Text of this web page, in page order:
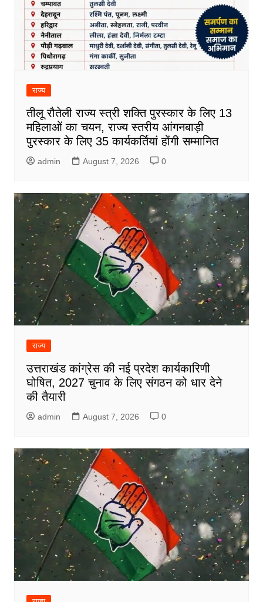
राज्य
तीलू रौतेली राज्य स्त्री शक्ति पुरस्कार के लिए 13
महिलाओं का चयन, राज्य स्तरीय आंगनबाड़ी
पुरस्कार के लिए 35 कार्यकर्तियां होंगी सम्मानित
admin August 7, 2026 0
राज्य
उत्तराखंड कांग्रेस की नई प्रदेश कार्यकारिणी
घोषित, 2027 चुनाव के लिए संगठन को धार देने
की तैयारी
admin August 7, 2026 0